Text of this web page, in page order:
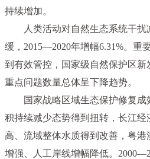
持续增加。
人类活动对自然生态系统干
缓，2015—2020年增幅6.31%。重
到有效管控，国家级自然保护区
重点问题数量总体呈下降趋势。
国家战略区域生态保护修复
积持续减少态势得到扭转，长江
高、流域整体水质得到改善，粤
增强、人工岸线增幅降低。